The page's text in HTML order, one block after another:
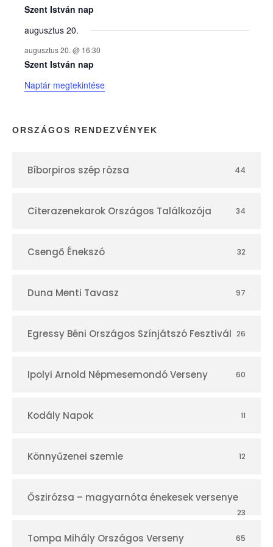
e
k
n
a
p
r
Szent István nap
augusztus 20.
augusztus 20. @ 16:30
Szent István nap
Naptár megtekintése
ORSZÁGOS RENDEZVÉNYEK
Bíborpiros szép rózsa 44
Citerazenekarok Országos Találkozója 34
Csengő Énekszó 32
Duna Menti Tavasz 97
Egressy Béni Országos Színjátszó Fesztivál 26
Ipolyi Arnold Népmesemondó Verseny 60
Kodály Napok 11
Könnyűzenei szemle 12
Őszirózsa – magyarnóta énekesek versenye
23
Tompa Mihály Országos Verseny 65